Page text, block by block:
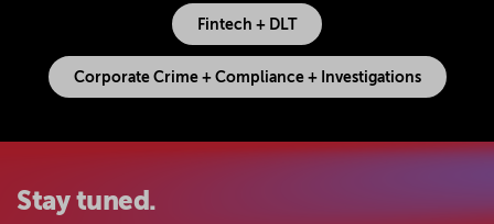
Fintech + DLT
Corporate Crime + Compliance + Investigations
Stay tuned.